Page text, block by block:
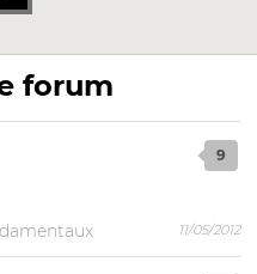
forum
9
11/05/2012